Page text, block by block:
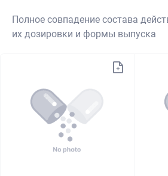
Полное совпадение состава
их дозировки и формы выпуска